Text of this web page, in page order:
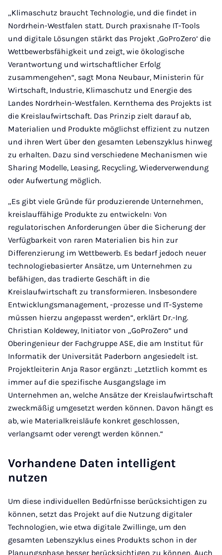
„Klimaschutz braucht Technologie, und die findet in
Nordrhein-Westfalen statt. Durch praxisnahe IT-Tools
und digitale Lösungen stärkt das Projekt ‚GoProZero‘ die
Wettbewerbsfähigkeit und zeigt, wie ökologische
Verantwortung und wirtschaftlicher Erfolg
zusammengehen“, sagt Mona Neubaur, Ministerin für
Wirtschaft, Industrie, Klimaschutz und Energie des
Landes Nordrhein-Westfalen. Kernthema des Projekts ist
die Kreislaufwirtschaft. Das Prinzip zielt darauf ab,
Materialien und Produkte möglichst effizient zu nutzen
und ihren Wert über den gesamten Lebenszyklus hinweg
zu erhalten. Dazu sind verschiedene Mechanismen wie
Sharing Modelle, Leasing, Recycling, Wiederverwendung
oder Aufwertung möglich.
„Es gibt viele Gründe für produzierende Unternehmen,
kreislauffähige Produkte zu entwickeln: Von
regulatorischen Anforderungen über die Sicherung der
Verfügbarkeit von raren Materialien bis hin zur
Differenzierung im Wettbewerb. Es bedarf jedoch neuer
technologiebasierter Ansätze, um Unternehmen zu
befähigen, das tradierte Geschäft in die
Kreislaufwirtschaft zu transformieren. Insbesondere
Entwicklungsmanagement, -prozesse und IT-Systeme
müssen hierzu angepasst werden“, erklärt Dr.-Ing.
Christian Koldewey, Initiator von „GoProZero“ und
Oberingenieur der Fachgruppe ASE, die am Institut für
Informatik der Universität Paderborn angesiedelt ist.
Projektleiterin Anja Rasor ergänzt: „Letztlich kommt es
immer auf die spezifische Ausgangslage im
Unternehmen an, welche Ansätze der Kreislaufwirtschaft
zweckmäßig umgesetzt werden können. Davon hängt es
ab, wie Materialkreisläufe konkret geschlossen,
verlangsamt oder verengt werden können.“
Vorhandene Daten intelligent
nutzen
Um diese individuellen Bedürfnisse berücksichtigen zu
können, setzt das Projekt auf die Nutzung digitaler
Technologien, wie etwa digitale Zwillinge, um den
gesamten Lebenszyklus eines Produkts schon in der
Planungsphase besser berücksichtigen zu können. Auch